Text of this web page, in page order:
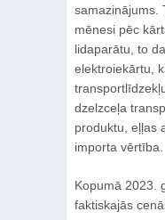
samazinājums.
mēnesi pēc
lidaparātu, to
elektroiekārtu,
dzelzceļa
produktu, eļļas
importa vērtība.
Kopumā 2023.
faktiskajās